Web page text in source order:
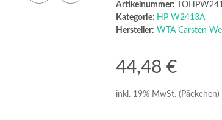
Artikelnummer:
Kategorie: HP W2413A
Hersteller: WTA Carsten
44,48 €
inkl. 19% MwSt. (Päckchen)